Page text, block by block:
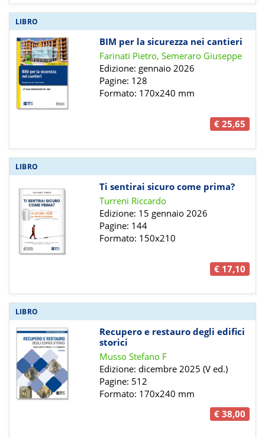
LIBRO
BIM per la sicurezza nei cantieri
Farinati Pietro, Semeraro Giuseppe
Edizione: gennaio 2026
Pagine: 128
Formato: 170x240 mm
€ 25,65
LIBRO
Ti sentirai sicuro come prima?
Turreni Riccardo
Edizione: 15 gennaio 2026
Pagine: 144
Formato: 150x210
€ 17,10
LIBRO
Recupero e restauro degli edifici
storici
Musso Stefano F
Edizione: dicembre 2025 (V ed.)
Pagine: 512
Formato: 170x240 mm
€ 38,00